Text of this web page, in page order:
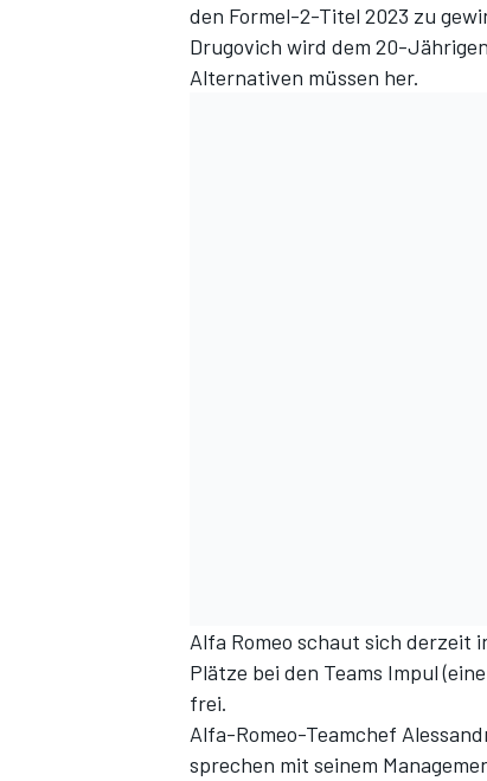
den Formel-2-Titel 2023 zu
Drugovich wird dem 20-
Alternativen müssen her.
Alfa Romeo schaut sich derzeit
Plätze bei den Teams Impul
frei.
Alfa-Romeo-Teamchef
sprechen mit seinem